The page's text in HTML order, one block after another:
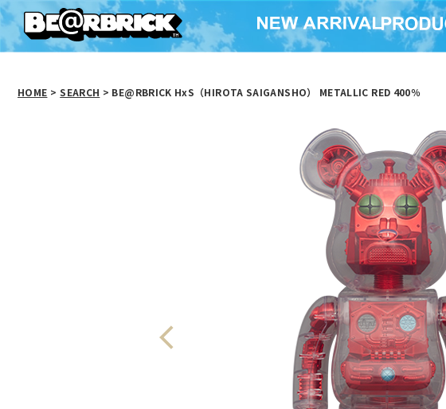
HOME > SEARCH > BE@RBRICK HxS（HIROTA SAIGANSHO） METALLIC RED 400％